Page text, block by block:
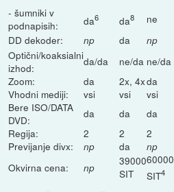
- šumniki v
podnapisih:
da6 da8 ne
DD dekoder:
np da np
Optični/koaksialni
izhod:
da/da ne/da ne/da
Zoom:
da 2x, 4xda
Vhodni mediji: vsi vsi vsi
Bere ISO/DATA
DVD:
da da da
Regija: 2 2 2
Previjanje divx: np da np
Okvirna cena:
np
39000
SIT
60000
SIT4